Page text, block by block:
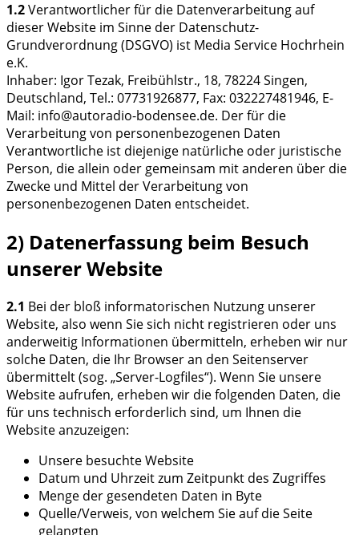
1.2Verantwortlicher für die Datenverarbeitung auf
dieser Website im Sinne der Datenschutz-
Grundverordnung (DSGVO) ist Media Service Hochrhein
e.K.
Inhaber: Igor Tezak, Freibühlstr., 18, 78224 Singen,
Deutschland, Tel.: 07731926877, Fax: 032227481946, E-
Mail: info@autoradio-bodensee.de. Der für die
Verarbeitung von personenbezogenen Daten
Verantwortliche ist diejenige natürliche oder juristische
Person, die allein oder gemeinsam mit anderen über die
Zwecke und Mittel der Verarbeitung von
personenbezogenen Daten entscheidet.
2) Datenerfassung beim Besuch
unserer Website
2.1 Bei der bloß informatorischen Nutzung unserer
Website, also wenn Sie sich nicht registrieren oder uns
anderweitig Informationen übermitteln, erheben wir nur
solche Daten, die Ihr Browser an den Seitenserver
übermittelt (sog. „Server-Logfiles“). Wenn Sie unsere
Website aufrufen, erheben wir die folgenden Daten, die
für uns technisch erforderlich sind, um Ihnen die
Website anzuzeigen:
Unsere besuchte Website
Datum und Uhrzeit zum Zeitpunkt des Zugriffes
Menge der gesendeten Daten in Byte
Quelle/Verweis, von welchem Sie auf die Seite
gelangten